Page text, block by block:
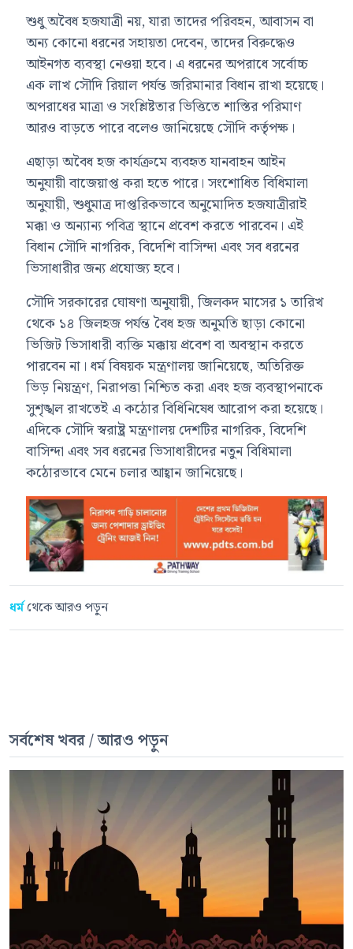
শুধু অবৈধ হজযাত্রী নয়, যারা তাদের পরিবহন, আবাসন বা
অন্য কোনো ধরনের সহায়তা দেবেন, তাদের বিরুদ্ধেও
আইনগত ব্যবস্থা নেওয়া হবে। এ ধরনের অপরাধে সর্বোচ্চ
এক লাখ সৌদি রিয়াল পর্যন্ত জরিমানার বিধান রাখা হয়েছে।
অপরাধের মাত্রা ও সংশ্লিষ্টতার ভিত্তিতে শাস্তির পরিমাণ
আরও বাড়তে পারে বলেও জানিয়েছে সৌদি কর্তৃপক্ষ।
এছাড়া অবৈধ হজ কার্যক্রমে ব্যবহৃত যানবাহন আইন
অনুযায়ী বাজেয়াপ্ত করা হতে পারে। সংশোধিত বিধিমালা
অনুযায়ী, শুধুমাত্র দাপ্তরিকভাবে অনুমোদিত হজযাত্রীরাই
মক্কা ও অন্যান্য পবিত্র স্থানে প্রবেশ করতে পারবেন। এই
বিধান সৌদি নাগরিক, বিদেশি বাসিন্দা এবং সব ধরনের
ভিসাধারীর জন্য প্রযোজ্য হবে।
সৌদি সরকারের ঘোষণা অনুযায়ী, জিলকদ মাসের ১ তারিখ
থেকে ১৪ জিলহজ পর্যন্ত বৈধ হজ অনুমতি ছাড়া কোনো
ভিজিট ভিসাধারী ব্যক্তি মক্কায় প্রবেশ বা অবস্থান করতে
পারবেন না।ধর্ম বিষয়ক মন্ত্রণালয়জানিয়েছে, অতিরিক্ত
ভিড় নিয়ন্ত্রণ, নিরাপত্তা নিশ্চিত করা এবং হজ ব্যবস্থাপনাকে
সুশৃঙ্খল রাখতেই এ কঠোর বিধিনিষেধ আরোপ করা হয়েছে।
এদিকেসৌদি স্বরাষ্ট্র মন্ত্রণালয়দেশটির নাগরিক, বিদেশি
বাসিন্দা এবং সব ধরনের ভিসাধারীদের নতুন বিধিমালা
কঠোরভাবে মেনে চলার আহ্বান জানিয়েছে।
ধর্মথেকে আরও পড়ুন
সর্বশেষ খবর / আরও পড়ুন